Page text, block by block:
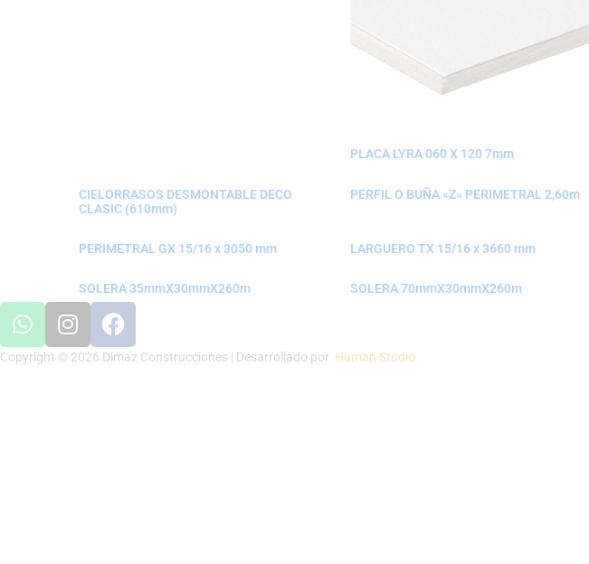
PLACA LYRA 060 X 120 7mm
CIELORRASOS DESMONTABLE DECO
CLASIC (610mm)
PERFIL O BUÑA «Z» PERIMETRAL 2,60m
PERIMETRAL GX 15/16 x 3050 mm LARGUERO TX 15/16 x 3660 mm
SOLERA 35mmX30mmX260m SOLERA 70mmX30mmX260m
Copyright © 2026 Dimaz Construcciones | Desarrollado por Human Studio